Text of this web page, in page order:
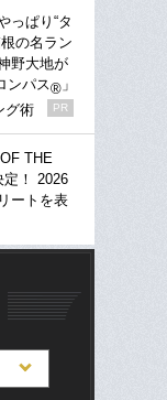
っぱり“タ
の名ラン
野大地が
ンパス® 」
グ術
PR
THE
定！ 2026
ートを表